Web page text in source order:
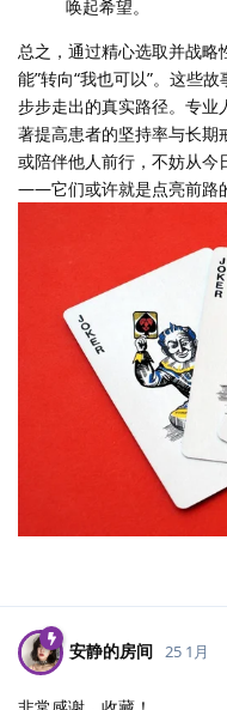
唤起希望。
总之，通过精心选取并战略
能”转向“我也可以”。这些
步步走出的真实路径。专业
著提高患者的坚持率与长期
或陪伴他人前行，不妨从今
——它们或许就是点亮前路
安静的房间 25 1月